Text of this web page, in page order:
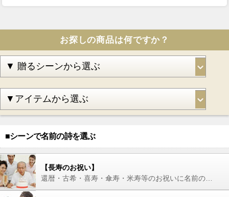
お探しの商品は何ですか？
■シーンで名前の詩を選ぶ
【長寿のお祝い】
還暦・古希・喜寿・傘寿・米寿等のお祝いに名前の詩を